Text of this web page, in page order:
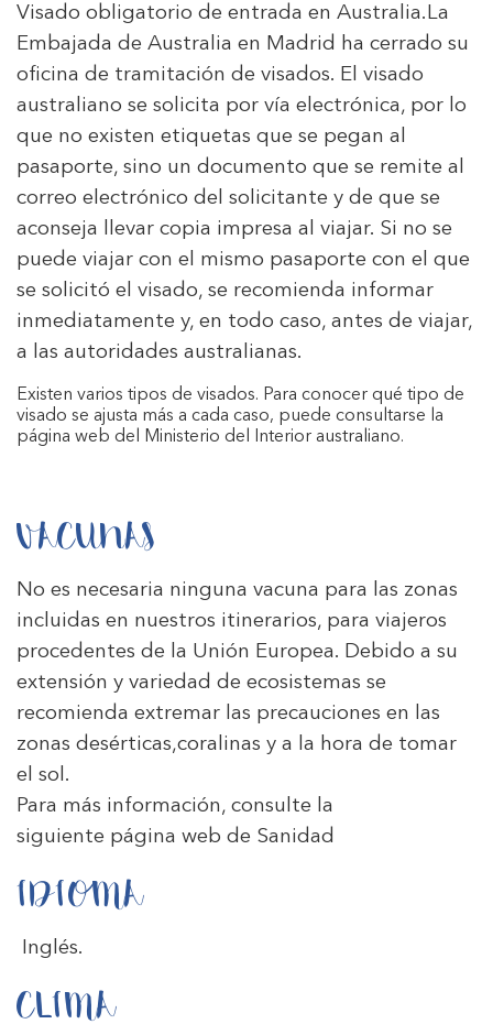
Visado obligatorio de entrada en Australia.La
Embajada de Australia en Madrid ha cerrado su
oficina de tramitación de visados. El visado
australiano se solicita por vía electrónica, por lo
que no existen etiquetas que se pegan al
pasaporte, sino un documento que se remite al
correo electrónico del solicitante y de que se
aconseja llevar copia impresa al viajar. Si no se
puede viajar con el mismo pasaporte con el que
se solicitó el visado, se recomienda informar
inmediatamente y, en todo caso, antes de viajar,
a las autoridades australianas.
Existen varios tipos de visados. Para conocer qué tipo de
visado se ajusta más a cada caso, puede consultarse la
página web del
Ministerio del Interior australiano.
VACUNAS
No es necesaria ninguna vacuna para las zonas
incluidas en nuestros itinerarios, para viajeros
procedentes de la Unión Europea. Debido a su
extensión y variedad de ecosistemas se
recomienda extremar las precauciones en las
zonas desérticas,coralinas y a la hora de tomar
el sol.
Para más información, consulte la
siguiente página web de Sanidad
IDIOMA
Inglés.
CLIMA